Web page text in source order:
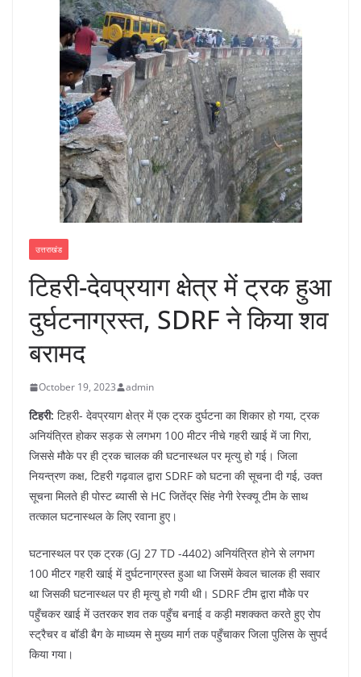
उत्तराखंड
टिहरी-देवप्रयाग क्षेत्र में ट्रक हुआ
दुर्घटनाग्रस्त, SDRF ने किया शव
बरामद
October 19, 2023 admin
टिहरी: टिहरी- देवप्रयाग क्षेत्र में एक ट्रक दुर्घटना का शिकार हो गया, ट्रक
अनियंत्रित होकर सड़क से लगभग 100 मीटर नीचे गहरी खाई में जा गिरा,
जिससे मौके पर ही ट्रक चालक की घटनास्थल पर मृत्यु हो गई। जिला
नियन्त्रण कक्ष, टिहरी गढ़वाल द्वारा SDRF को घटना की सूचना दी गई, उक्त
सूचना मिलते ही पोस्ट ब्यासी से HC जितेंद्र सिंह नेगी रेस्क्यू टीम के साथ
तत्काल घटनास्थल के लिए रवाना हुए।
घटनास्थल पर एक ट्रक (GJ 27 TD -4402) अनियंत्रित होने से लगभग
100 मीटर गहरी खाई में दुर्घटनाग्रस्त हुआ था जिसमें केवल चालक ही सवार
था जिसकी घटनास्थल पर ही मृत्यु हो गयी थी। SDRF टीम द्वारा मौके पर
पहुँचकर खाई में उतरकर शव तक पहुँच बनाई व कड़ी मशक्कत करते हुए रोप
स्ट्रैचर व बॉडी बैग के माध्यम से मुख्य मार्ग तक पहुँचाकर जिला पुलिस के सुपर्द
किया गया।